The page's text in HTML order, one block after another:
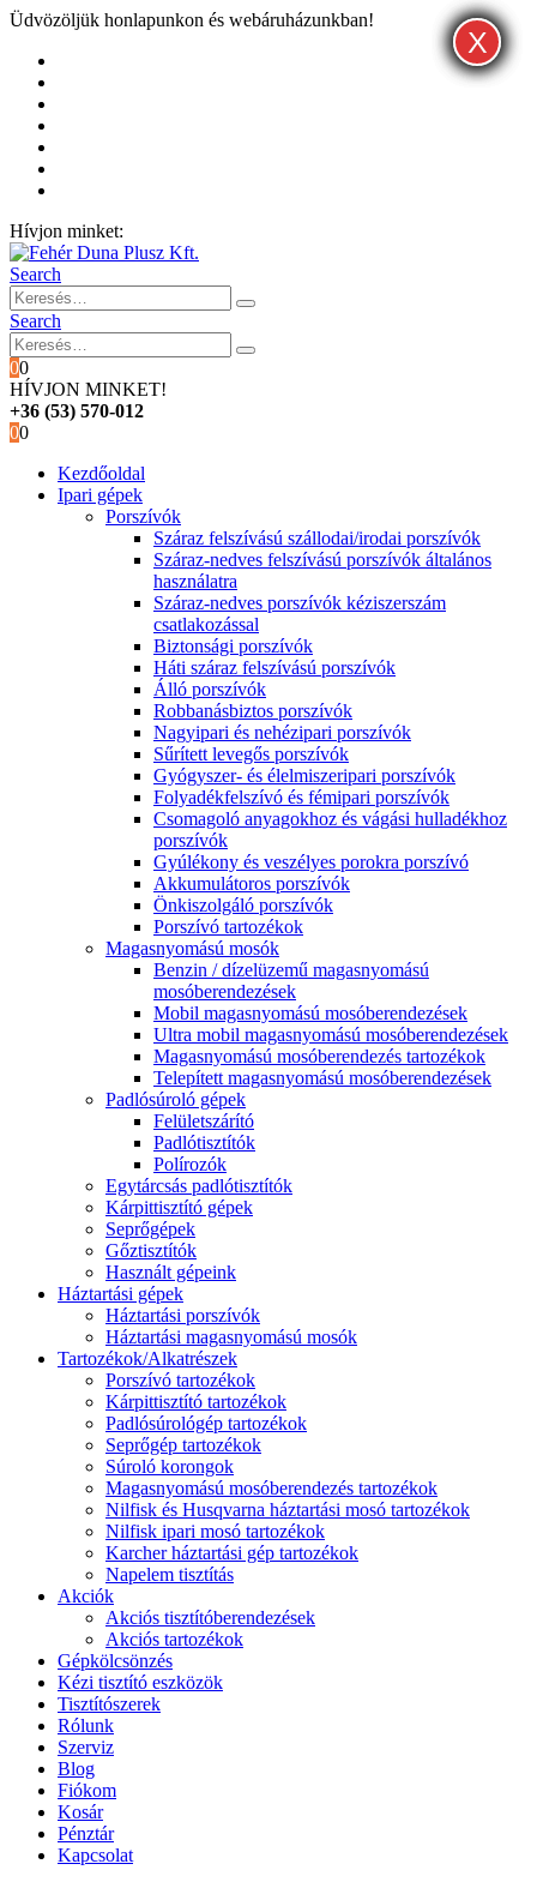
Üdvözöljük honlapunkon és webáruházunkban!
Hívjon minket:
Search
Search
00
HÍVJON MINKET!
+36 (53) 570-012
00
Kezdőoldal
Ipari gépek
Porszívók
Száraz felszívású szállodai/irodai porszívók
Száraz-nedves felszívású porszívók általános
használatra
Száraz-nedves porszívók kéziszerszám
csatlakozással
Biztonsági porszívók
Háti száraz felszívású porszívók
Álló porszívók
Robbanásbiztos porszívók
Nagyipari és nehézipari porszívók
Sűrített levegős porszívók
Gyógyszer- és élelmiszeripari porszívók
Folyadékfelszívó és fémipari porszívók
Csomagoló anyagokhoz és vágási hulladékhoz
porszívók
Gyúlékony és veszélyes porokra porszívó
Akkumulátoros porszívók
Önkiszolgáló porszívók
Porszívó tartozékok
Magasnyomású mosók
Benzin / dízelüzemű magasnyomású
mosóberendezések
Mobil magasnyomású mosóberendezések
Ultra mobil magasnyomású mosóberendezések
Magasnyomású mosóberendezés tartozékok
Telepített magasnyomású mosóberendezések
Padlósúroló gépek
Felületszárító
Padlótisztítók
Polírozók
Egytárcsás padlótisztítók
Kárpittisztító gépek
Seprőgépek
Gőztisztítók
Használt gépeink
Háztartási gépek
Háztartási porszívók
Háztartási magasnyomású mosók
Tartozékok/Alkatrészek
Porszívó tartozékok
Kárpittisztító tartozékok
Padlósúrológép tartozékok
Seprőgép tartozékok
Súroló korongok
Magasnyomású mosóberendezés tartozékok
Nilfisk és Husqvarna háztartási mosó tartozékok
Nilfisk ipari mosó tartozékok
Karcher háztartási gép tartozékok
Napelem tisztítás
Akciók
Akciós tisztítóberendezések
Akciós tartozékok
Gépkölcsönzés
Kézi tisztító eszközök
Tisztítószerek
Rólunk
Szerviz
Blog
Fiókom
Kosár
Pénztár
Kapcsolat
X
X
X